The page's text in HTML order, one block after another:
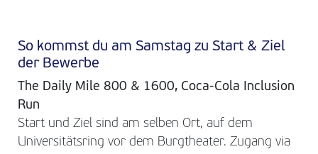
So kommst du am Samstag zu Start & Ziel
der Bewerbe
The Daily Mile 800 & 1600, Coca-Cola Inclusion
Run
Start und Ziel sind am selben Ort, auf dem
Universitätsring vor dem Burgtheater. Zugang via